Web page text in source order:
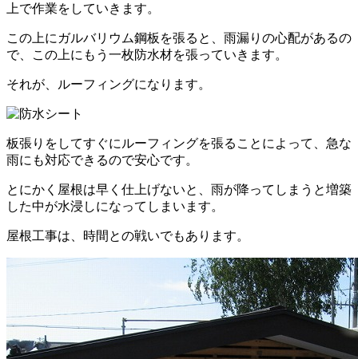
上で作業をしていきます。
この上にガルバリウム鋼板を張ると、雨漏りの心配があるの
で、この上にもう一枚防水材を張っていきます。
それが、ルーフィングになります。
板張りをしてすぐにルーフィングを張ることによって、急な
雨にも対応できるので安心です。
とにかく屋根は早く仕上げないと、雨が降ってしまうと増築
した中が水浸しになってしまいます。
屋根工事は、時間との戦いでもあります。